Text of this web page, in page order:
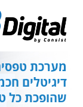
אנטר
מערכת
דיגיטלים
שהופכת כל